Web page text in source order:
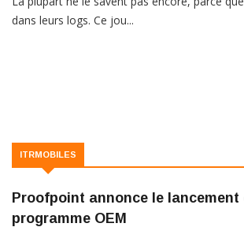
dans leurs logs. Ce jou...
ITRMOBILES
Proofpoint annonce le lancement
programme OEM